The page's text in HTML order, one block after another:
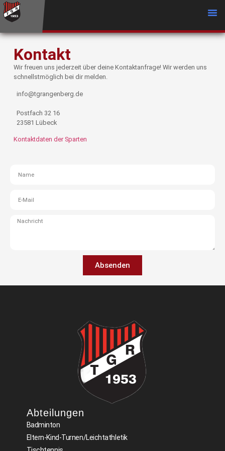
Kontakt
Wir freuen uns jederzeit über deine Kontaktanfrage! Wir werden uns
schnellstmöglich bei dir melden.
info@tgrangenberg.de
Postfach 32 16
23581 Lübeck
Kontaktdaten der Sparten
Absenden
Abteilungen​
Badminton
Eltern-Kind-Turnen/Leichtathletik